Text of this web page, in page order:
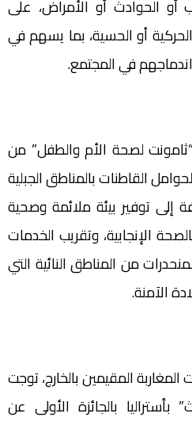
أو الحوادث أو الأمراض، على
أو الحسية، بما يسهم في
في المجتمع.
“ثامونت لصحة الأم والطفل” من
القاطنات بالمناطق الجبلية
إلى توفير بيئة ملائمة وصحية
الإنجابية، وتقريب الخدمات
من المناطق النائية التي
الآمنة.
المقيمين بالخارج، توجت
بأستراليا بالجائزة الأولى عن